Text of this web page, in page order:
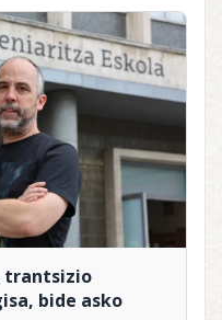
trantsizio
bide asko